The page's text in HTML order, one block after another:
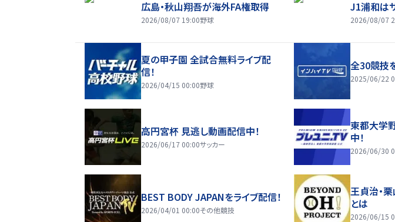
広島・秋山翔吾が海外FA権取得
2026/08/07 19:00野球
J1浦和は
2026/08/07
夏の甲子園 全試合無料ライブ配
信！
2026/04/15 00:00野球
全30競技
2025/06/22
高円宮杯 見逃し動画配信中！
2026/06/17 00:00サッカー
東都大学
中！
2026/06/30
BEST BODY JAPANをライブ配信！
2026/04/01 00:00その他競技
王貞治・
とは
2026/06/15